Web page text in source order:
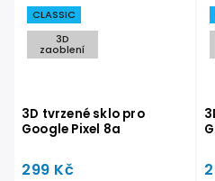
CLASSIC
3D
zaoblení
3D tvrzené sklo pro
Google Pixel 8a
299 Kč